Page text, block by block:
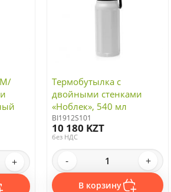
+
Термобутылка с
двойными стенками
«Ноблек», 540 мл
BI1912S101
10 180 KZT
без НДС
- +
В корзину